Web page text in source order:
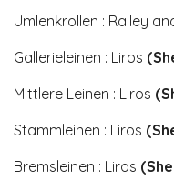
Umlenkrollen : Railey
Gallerieleinen : Liros
Mittlere Leinen : Liros
Stammleinen : Liros
Bremsleinen : Liros